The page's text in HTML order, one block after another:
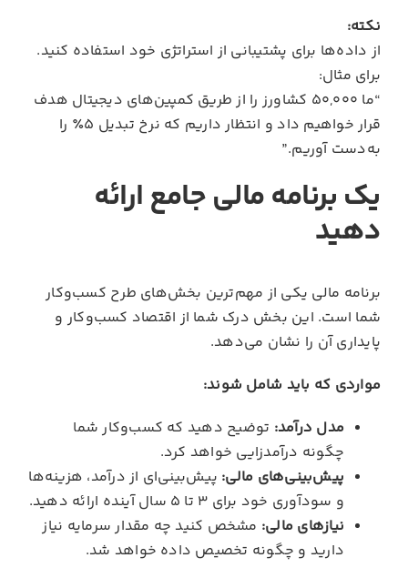
نکته:
از داده‌ها برای پشتیبانی از استراتژی خود استفاده کنید.
برای مثال:
“ما ۵۰,۰۰۰ کشاورز را از طریق کمپین‌های دیجیتال هدف
قرار خواهیم داد و انتظار داریم که نرخ تبدیل ۵٪ را
به‌دست آوریم.”
یک برنامه مالی جامع ارائه
دهید
برنامه مالی یکی از مهم‌ترین بخش‌های طرح کسب‌وکار
شما است. این بخش درک شما از اقتصاد کسب‌وکار و
پایداری آن را نشان می‌دهد.
مواردی که باید شامل شوند:
مدل درآمد: توضیح دهید که کسب‌وکار شما
چگونه درآمدزایی خواهد کرد.
پیش‌بینی‌های مالی: پیش‌بینی‌ای از درآمد، هزینه‌ها
و سودآوری خود برای ۳ تا ۵ سال آینده ارائه دهید.
نیازهای مالی: مشخص کنید چه مقدار سرمایه نیاز
دارید و چگونه تخصیص داده خواهد شد.